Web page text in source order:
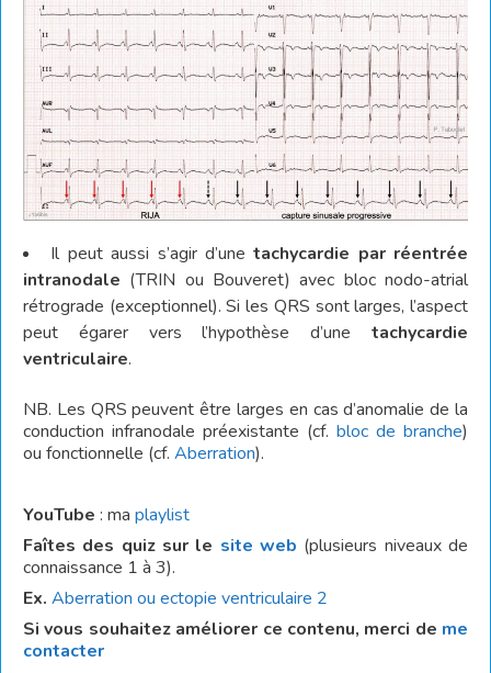
Il peut aussi s’agir d’unetachycardie par réentrée
intranodale (TRIN ou Bouveret) avec bloc nodo-atrial
rétrograde (exceptionnel). Si les QRS sont larges, l’aspect
peut égarer vers l’hypothèse d’une tachycardie
ventriculaire.
NB. Les QRS peuvent être larges en cas d’anomalie de la
conduction infranodale préexistante (cf. bloc de branche)
ou fonctionnelle (cf. Aberration).
YouTube : ma playlist
Faîtes des quiz sur le site web (plusieurs niveaux de
connaissance 1 à 3).
Ex. Aberration ou ectopie ventriculaire 2
Si vous souhaitez améliorer ce contenu, merci de me
contacter